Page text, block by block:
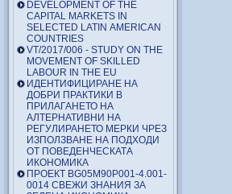
DEVELOPMENT OF THE
CAPITAL MARKETS IN
SELECTED LATIN AMERICAN
COUNTRIES
VT/2017/006 - STUDY ON THE
MOVEMENT OF SKILLED
LABOUR IN THE EU
ИДЕНТИФИЦИРАНЕ НА
ДОБРИ ПРАКТИКИ В
ПРИЛАГАНЕТО НА
АЛТЕРНАТИВНИ НА
РЕГУЛИРАНЕТО МЕРКИ ЧРЕЗ
ИЗПОЛЗВАНЕ НА ПОДХОДИ
ОТ ПОВЕДЕНЧЕСКАТА
ИКОНОМИКА
ПРОЕКТ BG05M90P001-4.001-
0014 СВЕЖИ ЗНАНИЯ ЗА